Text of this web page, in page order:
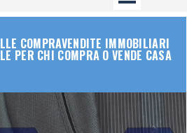
COMPRAVENDITE IMMOBILIARI
PER CHI COMPRA O VENDE CASA